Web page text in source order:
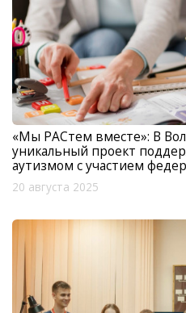
«Мы РАСтем вместе»: В
уникальный проект
аутизмом с участием
20 августа 2025